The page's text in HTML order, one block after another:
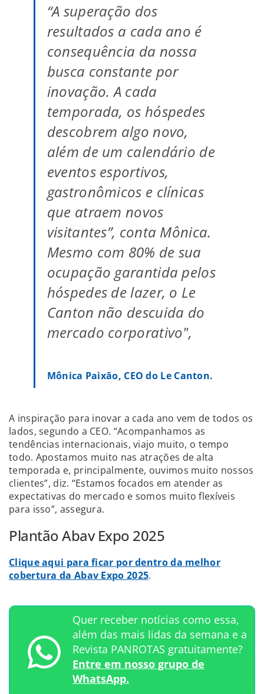
“A superação dos
resultados a cada ano é
consequência da nossa
busca constante por
inovação. A cada
temporada, os hóspedes
descobrem algo novo,
além de um calendário de
eventos esportivos,
gastronômicos e clínicas
que atraem novos
visitantes”, conta Mônica.
Mesmo com 80% de sua
ocupação garantida pelos
hóspedes de lazer, o Le
Canton não descuida do
mercado corporativo",
Mônica Paixão, CEO do Le Canton.
A inspiração para inovar a cada ano vem de todos os
lados, segundo a CEO. “Acompanhamos as
tendências internacionais, viajo muito, o tempo
todo. Apostamos muito nas atrações de alta
temporada e, principalmente, ouvimos muito nossos
clientes”, diz. “Estamos focados em atender as
expectativas do mercado e somos muito flexíveis
para isso”, assegura.
Plantão Abav Expo 2025
Clique aqui para ficar por dentro da melhor
cobertura da Abav Expo 2025.
Quer receber notícias como essa,
além das mais lidas da semana e a
Revista PANROTAS gratuitamente?
Entre em nosso grupo de
WhatsApp.